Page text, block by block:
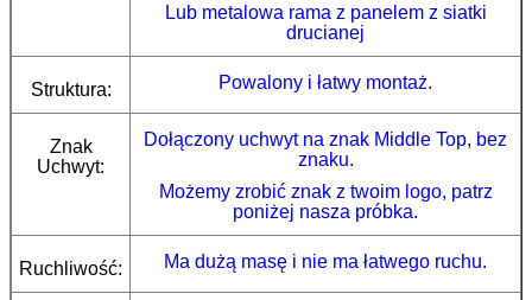
Lub metalowa rama z panelem z siatki
drucianej
Struktura: Powalony i łatwy montaż.
Znak
Uchwyt:
Dołączony uchwyt na znak Middle Top, bez
znaku.
Możemy zrobić znak z twoim logo, patrz
poniżej nasza próbka.
Ruchliwość: Ma dużą masę i nie ma łatwego ruchu.